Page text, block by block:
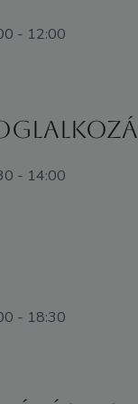
- 12:00
- 14:00
- 18:30